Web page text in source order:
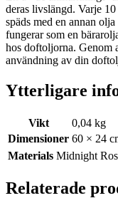
deras livslängd. Varje
späds med en annan
fungerar som en
hos doftoljorna. Genom
användning av din
Ytterligare
Vikt
0,04 kg
Dimensioner 60 × 24
Materials Midnight
Relaterade